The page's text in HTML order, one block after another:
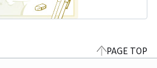
PAGE TOP